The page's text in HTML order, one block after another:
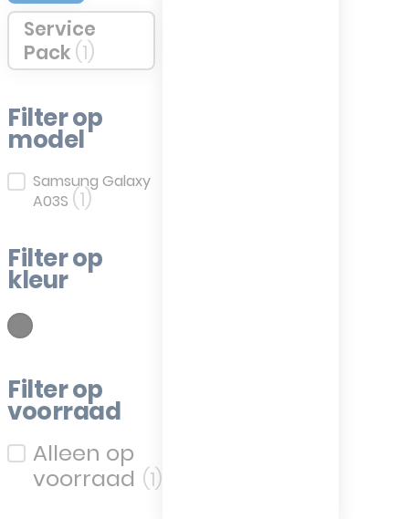
Service
Pack (1)
Filter op
model
Filter op model
Samsung Galaxy
A03S (1)
Filter op
kleur
Filter op kleur
(1)
Filter op
voorraad
Filter op voorraad
(1)